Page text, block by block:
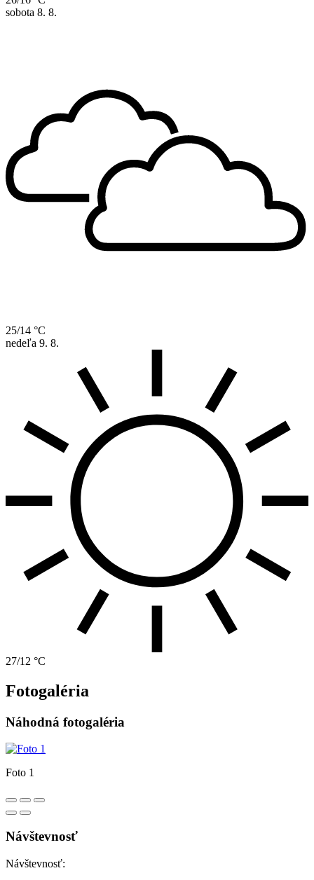
sobota 8. 8.
25/14 °C
nedeľa 9. 8.
27/12 °C
Fotogaléria
Náhodná fotogaléria
Foto 1
Návštevnosť
Návštevnosť: